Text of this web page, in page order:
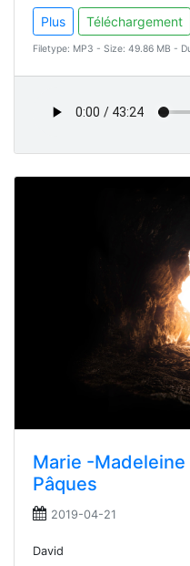
Plus Téléchargement
Filetype: MP3 - Size: 49.86 MB -
Marie -
Pâques
2019-04-21
David